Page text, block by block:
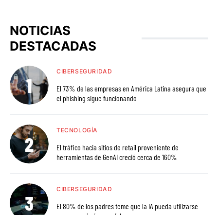
NOTICIAS
DESTACADAS
CIBERSEGURIDAD
El 73% de las empresas en América Latina asegura que
el phishing sigue funcionando
TECNOLOGÍA
El tráfico hacia sitios de retail proveniente de
herramientas de GenAI creció cerca de 160%
CIBERSEGURIDAD
El 80% de los padres teme que la IA pueda utilizarse